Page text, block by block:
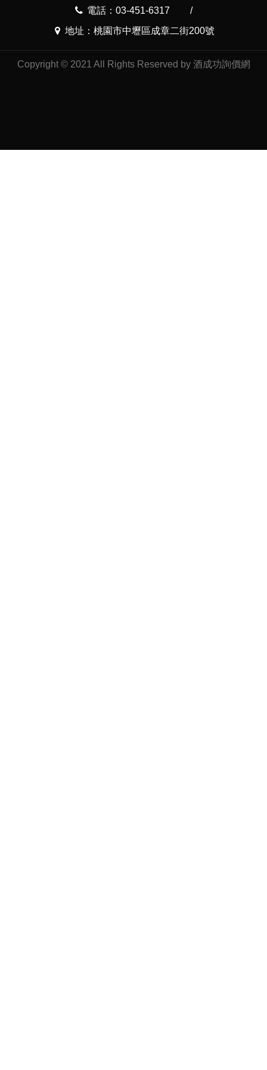
電話：03-451-6317
/
地址：桃園市中壢區成章二街200號
Copyright © 2021 All Rights Reserved by 酒成功詢價網